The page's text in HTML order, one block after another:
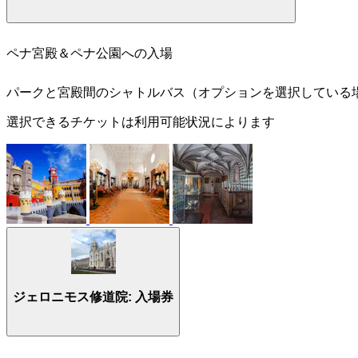
ペナ宮殿＆ペナ公園への入場
パークと宮殿間のシャトルバス（オプションを選択している
選択できるチケットは利用可能状況によります
ジェロニモス修道院: 入場券